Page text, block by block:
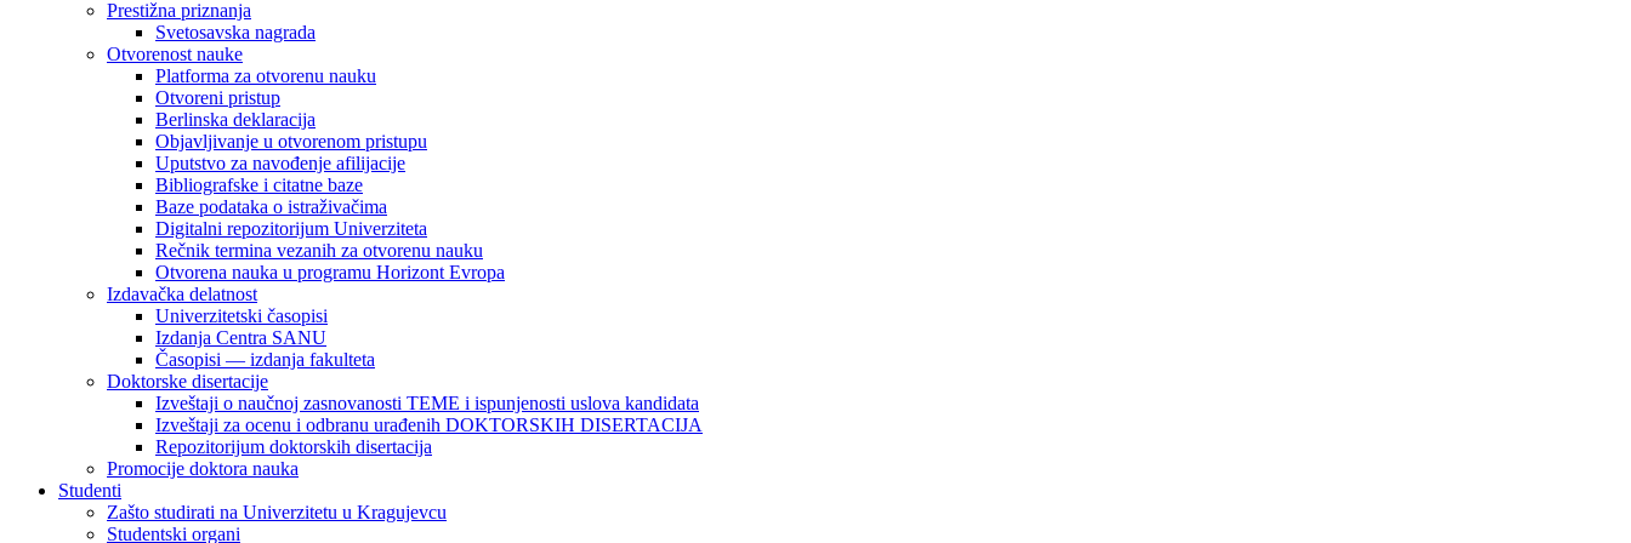
Prestižna priznanja
Svetosavska nagrada
Otvorenost nauke
Platforma za otvorenu nauku
Otvoreni pristup
Berlinska deklaracija
Objavljivanje u otvorenom pristupu
Uputstvo za navođenje afilijacije
Bibliografske i citatne baze
Baze podataka o istraživačima
Digitalni repozitorijum Univerziteta
Rečnik termina vezanih za otvorenu nauku
Otvorena nauka u programu Horizont Evropa
Izdavačka delatnost
Univerzitetski časopisi
Izdanja Centra SANU
Časopisi — izdanja fakulteta
Doktorske disertacije
Izveštaji o naučnoj zasnovanosti TEME i ispunjenosti uslova kandidata
Izveštaji za ocenu i odbranu urađenih DOKTORSKIH DISERTACIJA
Repozitorijum doktorskih disertacija
Promocije doktora nauka
Studenti
Zašto studirati na Univerzitetu u Kragujevcu
Studentski organi